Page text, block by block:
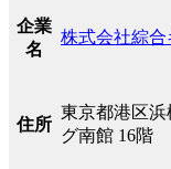
企業
名
株式会社綜
住所
東京都港区浜
グ南館 16階